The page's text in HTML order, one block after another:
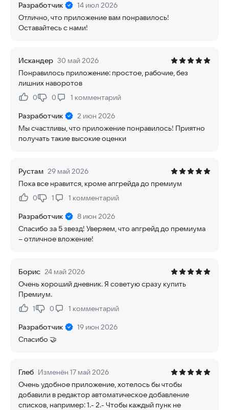
Разработчик
14 июл 2026
Отлично, что приложение вам понравилось!
Оставайтесь с нами!
Искандер 30 май 2026
Понравилось приложение: простое, рабочие, без
лишних наворотов
Нравится:
0Не нравится:
0 1 комментарий
Разработчик
2 июн 2026
Мы счастливы, что приложение понравилось! Приятно
получать такие высокие оценки
Рустам 29 май 2026
Пока все нравится, кроме апгрейда до премиум
Нравится:
0Не нравится:
1 1 комментарий
Разработчик
8 июн 2026
Спасибо за 5 звезд! Уверяем, что апгрейд до премиума
– отличное вложение!
Борис 24 май 2026
Очень хороший дневник. Я советую сразу купить
Премиум.
Нравится:
1Не нравится:
0 1 комментарий
Разработчик
19 июн 2026
Спасибо 🤝
Глеб Изменён 17 май 2026
Очень удобное приложение, хотелось бы чтобы
добавили в редактор автоматическое добавление
списков, например: 1.- 2.- Чтобы каждый пунк не